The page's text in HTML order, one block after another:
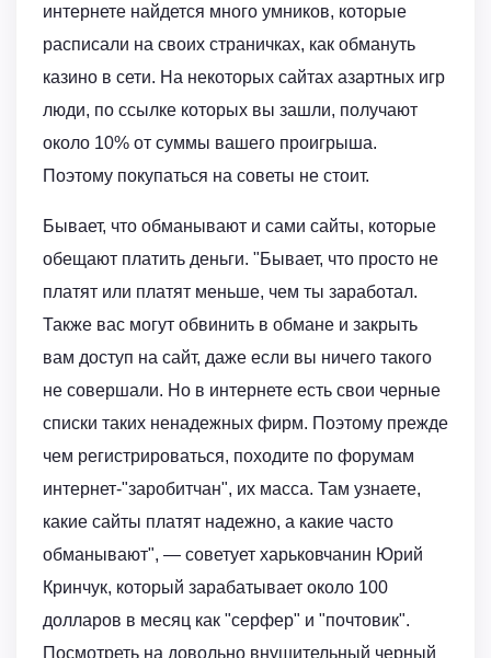
интернете найдется много умников, которые
расписали на своих страничках, как обмануть
казино в сети. На некоторых сайтах азартных игр
люди, по ссылке которых вы зашли, получают
около 10% от суммы вашего проигрыша.
Поэтому покупаться на советы не стоит.
Бывает, что обманывают и сами сайты, которые
обещают платить деньги. "Бывает, что просто не
платят или платят меньше, чем ты заработал.
Также вас могут обвинить в обмане и закрыть
вам доступ на сайт, даже если вы ничего такого
не совершали. Но в интернете есть свои черные
списки таких ненадежных фирм. Поэтому прежде
чем регистрироваться, походите по форумам
интернет-"заробитчан", их масса. Там узнаете,
какие сайты платят надежно, а какие часто
обманывают", — советует харьковчанин Юрий
Кринчук, который зарабатывает около 100
долларов в месяц как "серфер" и "почтовик".
Посмотреть на довольно внушительный черный